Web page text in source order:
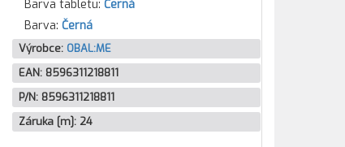
Barva tabletu: Černá
Barva: Černá
Výrobce: OBAL:ME
EAN: 8596311218811
P/N: 8596311218811
Záruka [m]: 24